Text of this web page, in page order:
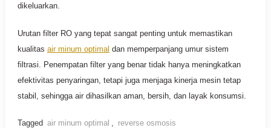
dikeluarkan.
Urutan filter RO yang tepat sangat penting untuk memastikan
kualitas air minum optimal dan memperpanjang umur sistem
filtrasi. Penempatan filter yang benar tidak hanya meningkatkan
efektivitas penyaringan, tetapi juga menjaga kinerja mesin tetap
stabil, sehingga air dihasilkan aman, bersih, dan layak konsumsi.
Tagged air minum optimal reverse osmosis